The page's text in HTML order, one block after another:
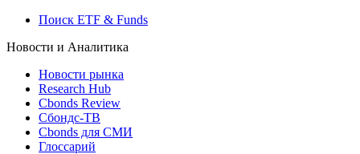
Поиск ETF & Funds
Новости и Аналитика
Новости рынка
Research Hub
Cbonds Review
Сбондс-ТВ
Cbonds для СМИ
Глоссарий